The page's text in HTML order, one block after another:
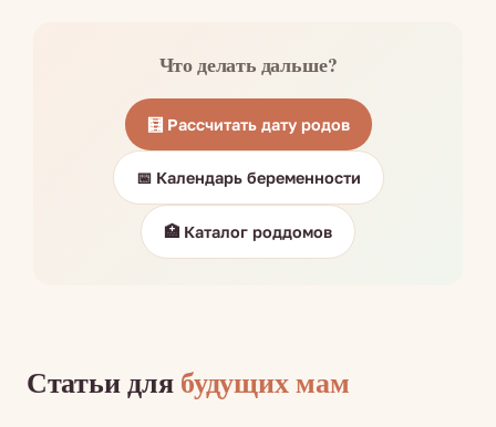
Что делать дальше?
🧮 Рассчитать дату родов
📅 Календарь беременности
🏥 Каталог роддомов
Статьи длябудущих мам